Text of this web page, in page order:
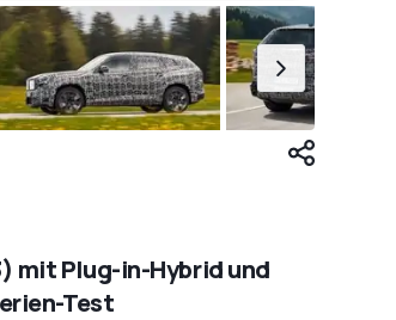
mit Plug-in-Hybrid und
Test